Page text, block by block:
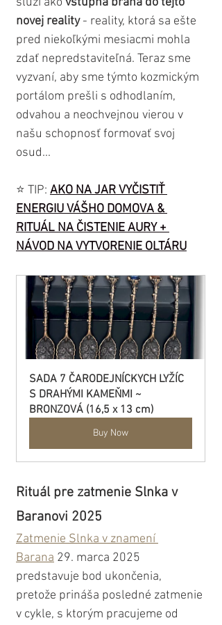
novej reality - reality, ktorá sa ešte
pred niekoľkými mesiacmi mohla
zdať nepredstaviteľná. Teraz sme
vyzvaní, aby sme týmto kozmickým
portálom prešli s odhodlaním,
odvahou a neochvejnou vierou v
našu schopnosť formovať svoj
osud...
⭐️ TIP: AKO NA JAR VYČISTIŤ
ENERGIU VÁŠHO DOMOVA &
RITUÁL NA ČISTENIE AURY +
NÁVOD NA VYTVORENIE OLTÁRU
SADA 7 ČARODEJNÍCKYCH LYŽÍC
S DRAHÝMI KAMEŇMI ~
BRONZOVÁ (16,5 x 13 cm)
Buy Now
Rituál pre zatmenie Slnka v
Baranovi 2025
Zatmenie Slnka v znamení
Barana 29. marca 2025
predstavuje bod ukončenia,
pretože prináša posledné zatmenie
v cykle, s ktorým pracujeme od